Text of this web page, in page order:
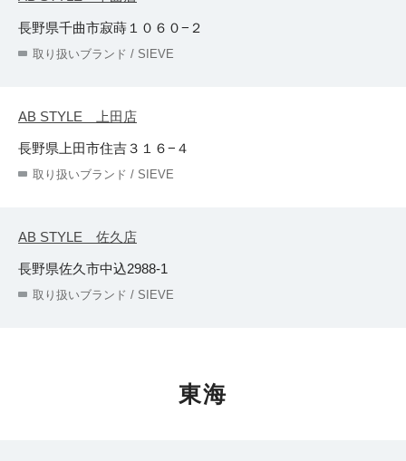
長野県千曲市寂蒔１０６０−２
取り扱いブランド / SIEVE
AB STYLE 上田店
長野県上田市住吉３１６−４
取り扱いブランド / SIEVE
AB STYLE 佐久店
長野県佐久市中込2988-1
取り扱いブランド / SIEVE
東海